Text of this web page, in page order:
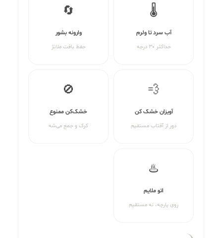
🌡️
آب سرد تا ولرم
حداکثر ۳۰ درجه
🔄
وارونه بشور
حفظ بافت ملانژ
💨
آویزان خشک کن
دور از آفتاب مستقیم
🚫
خشک‌کن ممنوع
کرک و جمع می‌شه
♨️
اتو ملایم
روی پارچه، نه مستقیم